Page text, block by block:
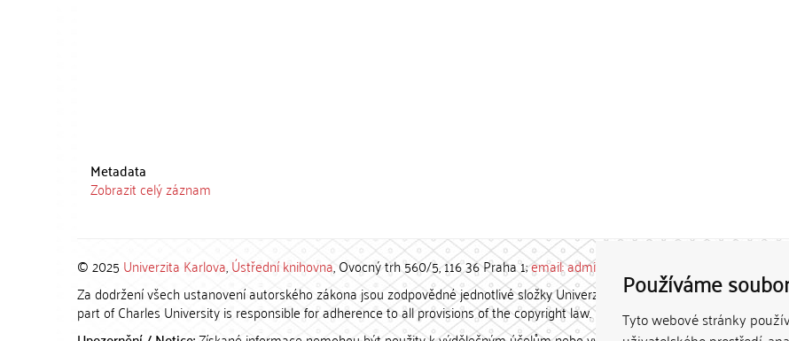
Používáme
Tyto webové stránky
Metadata
Zobrazit celý záznam
© 2025 Univerzita Karlova,Ústřední knihovna, Ovocný trh 560/5, 116 36 Praha 1;email: admin-repozitar [at] cuni.cz
Za dodržení všech ustanovení autorského zákona jsou zodpovědné jednotlivé složky Univerzity Karlovy. / Each constituent
part of Charles University is responsible for adherence to all provisions of the copyright law.